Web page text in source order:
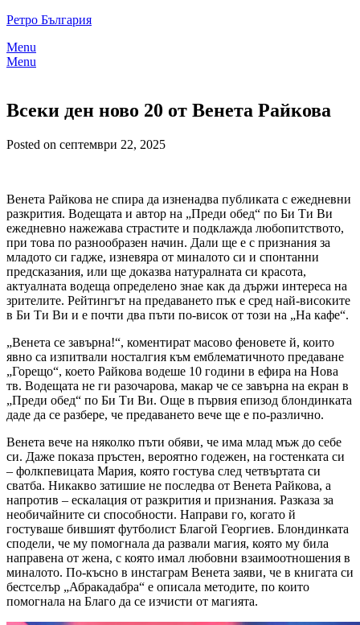
Skip
content
Ретро България
Menu
Menu
Всеки ден ново 20 от Венета Райкова
Posted on септември 22, 2025
Венета Райкова не спира да изненадва публиката с ежедневни
разкрития. Водещата и автор на „Преди обед“ по Би Ти Ви
ежедневно нажежава страстите и подклажда любопитството,
при това по разнообразен начин. Дали ще е с признания за
младото си гадже, изневяра от миналото си и спонтанни
предсказания, или ще доказва натуралната си красота,
актуалната водеща определено знае как да държи интереса на
зрителите. Рейтингът на предаването пък е сред най-високите
в Би Ти Ви и е почти два пъти по-висок от този на „На кафе“.
„Венета се завърна!“, коментират масово феновете й, които
явно са изпитвали носталгия към емблематичното предаване
„Горещо“, което Райкова водеше 10 години в ефира на Нова
тв. Водещата не ги разочарова, макар че се завърна на екран в
„Преди обед“ по Би Ти Ви. Още в първия епизод блондинката
даде да се разбере, че предаването вече ще е по-различно.
Венета вече на няколко пъти обяви, че има млад мъж до себе
си. Даже показа пръстен, вероятно годежен, на гостенката си
– фолкпевицата Мария, която гостува след четвъртата си
сватба. Никакво затишие не последва от Венета Райкова, а
напротив – ескалация от разкрития и признания. Разказа за
необичайните си способности. Направи го, когато й
гостуваше бившият футболист Благой Георгиев. Блондинката
сподели, че му помогнала да развали магия, която му била
направена от жена, с която имал любовни взаимоотношения в
миналото. По-късно в инстаграм Венета заяви, че в книгата си
бестселър „Абракадабра“ е описала методите, по които
помогнала на Благо да се изчисти от магията.